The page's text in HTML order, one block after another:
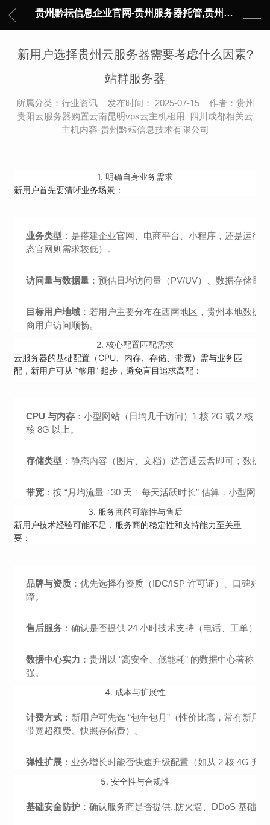
贵州黔耘信息企业官网-贵州服务器托管,贵州主机托管,云服务器托管,数据中心托管,网络设备托管,服务器租用,托管服务提供商,服务器管理-黔耘信息 贵州数据中心机柜租用-专业贵州IDC托管服务器维修
新用户选择贵州云服务器需要考虑什么因素?
站群服务器
所属分类：行业资讯 发布时间： 2025-07-15 作者：贵州
贵阳云服务器购置云南昆明vps云主机租用_四川成都相关云
主机内容-贵州黔耘信息技术有限公司
1. 明确自身业务需求
新用户首先要清晰业务场景：
业务类型 ：是搭建企业官网、电商平台、小程序，还是运行
态官网则需求较低）。
访问量与数据量 ：预估日均访问量（PV/UV）、数据存储量
目标用户地域 ：若用户主要分布在西南地区，贵州本地数据
商用户访问顺畅。
2. 核心配置匹配需求
云服务器的基础配置（CPU、内存、存储、带宽）需与业务匹
配，新用户可从 “够用” 起步，避免盲目追求高配：
CPU 与内存 ：小型网站（日均几千访问）1 核 2G 或 2 核
核 8G 以上。
存储类型 ：静态内容（图片、文档）选普通云盘即可；数据
带宽 ：按 “月均流量 ÷30 天 ÷ 每天活跃时长” 估算，小型网
3. 服务商的可靠性与售后
新用户技术经验可能不足，服务商的稳定性和支持能力至关重
要：
品牌与资质 ：优先选择有资质（IDC/ISP 许可证）、口碑好
障。
售后服务 ：确认是否提供 24 小时技术支持（电话、工单）
数据中心实力 ：贵州以 “高安全、低能耗” 的数据中心著称
强。
4. 成本与扩展性
计费方式 ：新用户可先选 “包年包月”（性价比高，常有新
带宽超额费、快照存储费）。
弹性扩展 ：业务增长时能否快速升级配置（如从 2 核 4G 升
5. 安全性与合规性
基础安全防护 ：确认服务商是否提供..防火墙、DDoS 基础